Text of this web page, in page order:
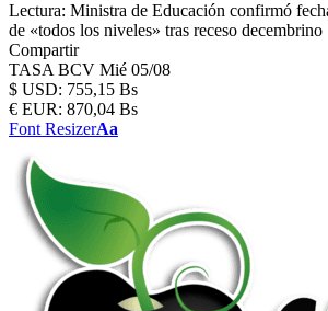
Lectura: Ministra de Educación confirmó
de «todos los niveles» tras receso decembrino
Compartir
TASA BCV Mié 05/08
$ USD: 755,15 Bs
€ EUR: 870,04 Bs
Font ResizerAa